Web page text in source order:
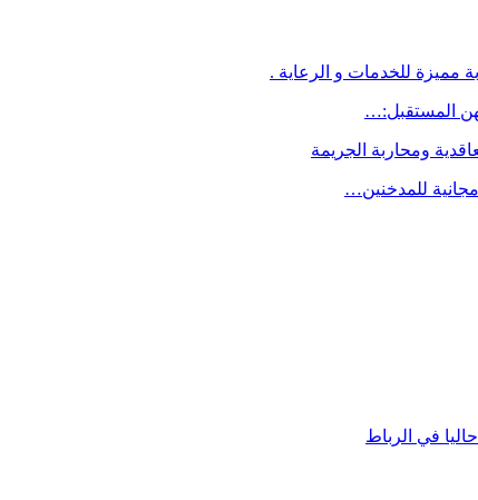
مميزة للخدمات و الرعاية .
ومحاربة الجريمة
للمدخنين…
في الرباط